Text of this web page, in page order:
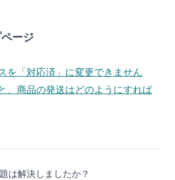
ージ
を「対応済」に変更できません
、商品の発送はどのようにすれば
は解決しましたか？